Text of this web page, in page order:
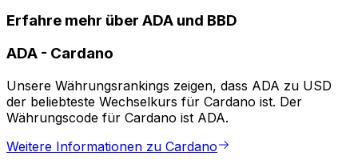
Erfahre mehr über ADA und BBD
ADA - Cardano
Unsere Währungsrankings zeigen, dass ADA zu USD
der beliebteste Wechselkurs für Cardano ist. Der
Währungscode für Cardano ist ADA.
Weitere Informationen zu Cardano